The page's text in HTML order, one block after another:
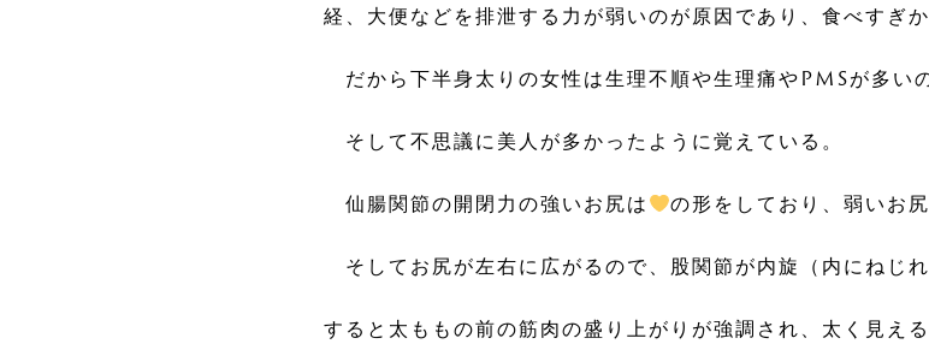
経、大便などを排泄する力が弱いのが原因であり、食べすぎ
だから下半身太りの女性は生理不順や生理痛やPMSが多い
そして不思議に美人が多かったように覚えている。
仙腸関節の開閉力の強いお尻は の形をしており、弱いお
そしてお尻が左右に広がるので、股関節が内旋（内にねじ
すると太ももの前の筋肉の盛り上がりが強調され、太く見える